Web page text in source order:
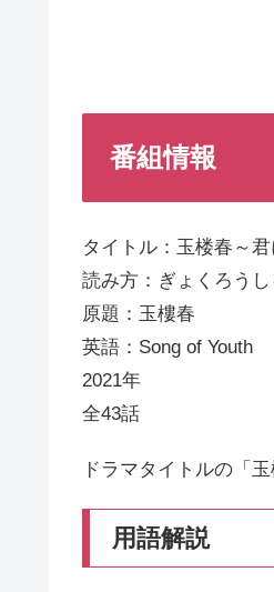
番組情報
タイトル：玉楼春～
読み方：ぎょくろうし
原題：玉樓春
英語：Song of Youth
2021年
全43話
ドラマタイトルの「
用語解説